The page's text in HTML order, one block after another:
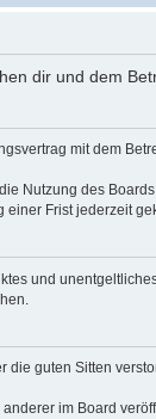
dir und dem
mit dem
Nutzung des
einer Frist jederzeit
und
guten Sitten
im Board